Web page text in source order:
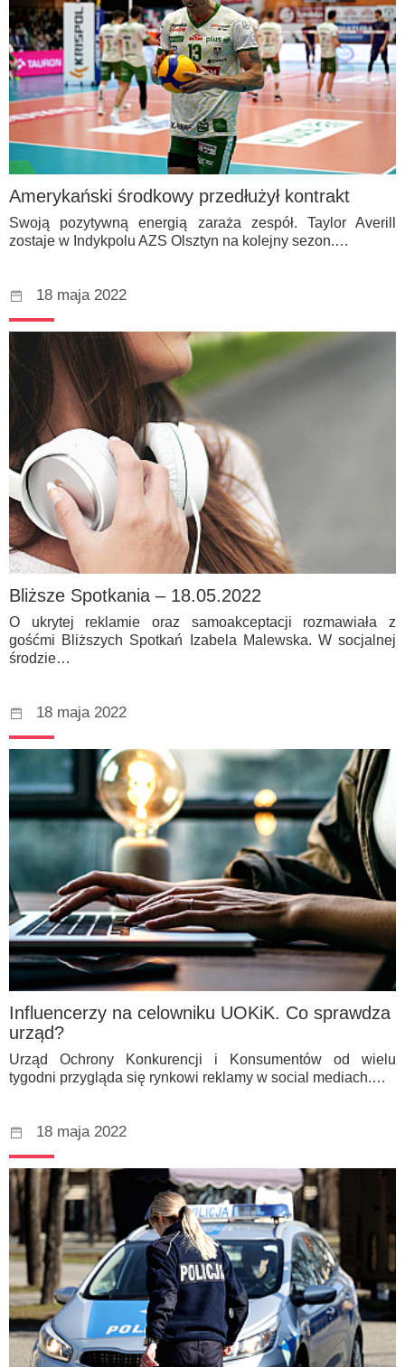
Amerykański środkowy przedłużył kontrakt
Swoją pozytywną energią zaraża zespół. Taylor Averill
zostaje w Indykpolu AZS Olsztyn na kolejny sezon.…
18 maja 2022
Bliższe Spotkania – 18.05.2022
O ukrytej reklamie oraz samoakceptacji rozmawiała z
gośćmi Bliższych Spotkań Izabela Malewska. W socjalnej
środzie…
18 maja 2022
Influencerzy na celowniku UOKiK. Co sprawdza
urząd?
Urząd Ochrony Konkurencji i Konsumentów od wielu
tygodni przygląda się rynkowi reklamy w social mediach.…
18 maja 2022